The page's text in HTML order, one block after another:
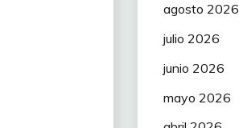
agosto 2026
julio 2026
junio 2026
mayo 2026